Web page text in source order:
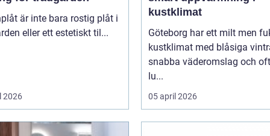
är inte bara rostig plåt i
eller ett estetiskt til...
2026
kustklimat
Göteborg har ett milt men
kustklimat med blåsiga
snabba väderomslag och
lu...
05 april 2026